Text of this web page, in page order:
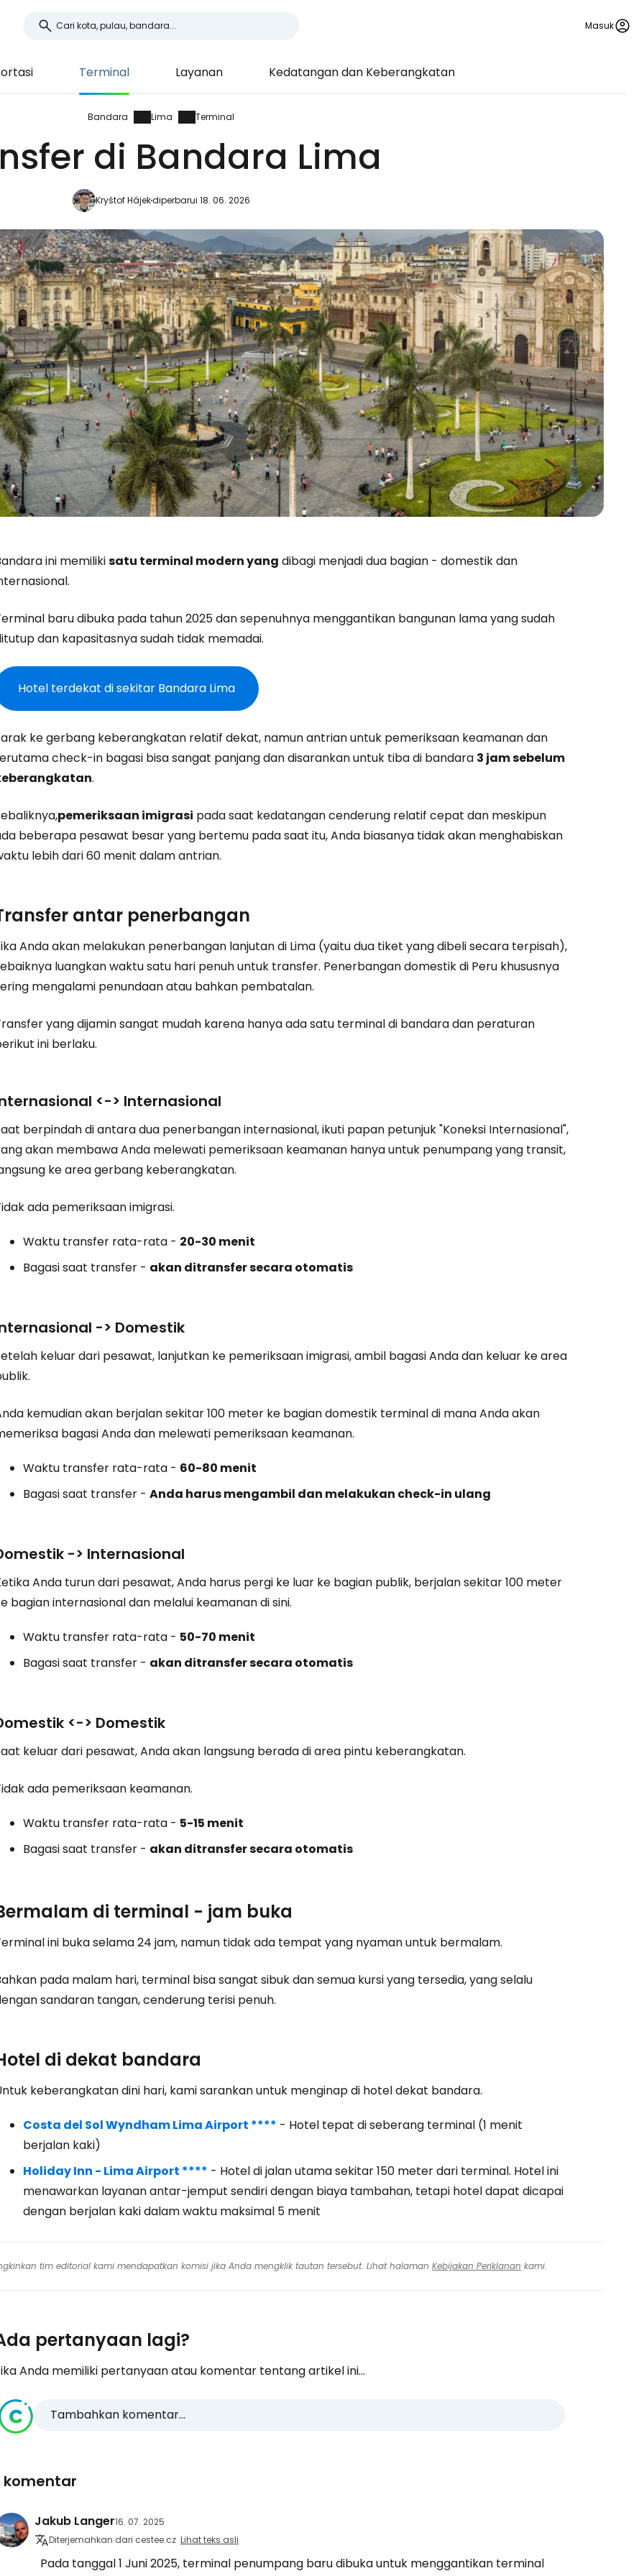
Masuk
Terminal Layanan Kedatangan dan Keberangkatan
Bandara Lima Terminal
di Bandara Lima
Kryštof Hájekdiperbarui 18. 06. 2026
ini memilikisatu terminal modern yang dibagi menjadi dua bagian - domestik dan
baru dibuka pada tahun 2025 dan sepenuhnya menggantikan bangunan lama yang sudah
dan kapasitasnya sudah tidak memadai.
Hotel terdekat di sekitar Bandara Lima
ke gerbang keberangkatan relatif dekat, namun antrian untuk pemeriksaan keamanan dan
check-in bagasi bisa sangat panjang dan disarankan untuk tiba di bandara 3 jam sebelum
.
pemeriksaan imigrasi pada saat kedatangan cenderung relatif cepat dan meskipun
beberapa pesawat besar yang bertemu pada saat itu, Anda biasanya tidak akan menghabiskan
lebih dari 60 menit dalam antrian.
antar penerbangan
Anda akan melakukan penerbangan lanjutan di Lima (yaitu dua tiket yang dibeli secara terpisah),
luangkan waktu satu hari penuh untuk transfer. Penerbangan domestik di Peru khususnya
mengalami penundaan atau bahkan pembatalan.
yang dijamin sangat mudah karena hanya ada satu terminal di bandara dan peraturan
ini berlaku.
<-> Internasional
berpindah di antara dua penerbangan internasional, ikuti papan petunjuk "Koneksi Internasional",
akan membawa Anda melewati pemeriksaan keamanan hanya untuk penumpang yang transit,
ke area gerbang keberangkatan.
ada pemeriksaan imigrasi.
Waktu transfer rata-rata - 20-30 menit
Bagasi saat transfer - akan ditransfer secara otomatis
-> Domestik
keluar dari pesawat, lanjutkan ke pemeriksaan imigrasi, ambil bagasi Anda dan keluar ke area
kemudian akan berjalan sekitar 100 meter ke bagian domestik terminal di mana Anda akan
bagasi Anda dan melewati pemeriksaan keamanan.
Waktu transfer rata-rata - 60-80 menit
Bagasi saat transfer - Anda harus mengambil dan melakukan check-in ulang
-> Internasional
Anda turun dari pesawat, Anda harus pergi ke luar ke bagian publik, berjalan sekitar 100 meter
bagian internasional dan melalui keamanan di sini.
Waktu transfer rata-rata - 50-70 menit
Bagasi saat transfer - akan ditransfer secara otomatis
<-> Domestik
keluar dari pesawat, Anda akan langsung berada di area pintu keberangkatan.
ada pemeriksaan keamanan.
Waktu transfer rata-rata - 5-15 menit
Bagasi saat transfer - akan ditransfer secara otomatis
di terminal - jam buka
ini buka selama 24 jam, namun tidak ada tempat yang nyaman untuk bermalam.
pada malam hari, terminal bisa sangat sibuk dan semua kursi yang tersedia, yang selalu
sandaran tangan, cenderung terisi penuh.
di dekat bandara
keberangkatan dini hari, kami sarankan untuk menginap di hotel dekat bandara.
Costa del Sol Wyndham Lima Airport **** - Hotel tepat di seberang terminal (1 menit
berjalan kaki)
Holiday Inn - Lima Airport **** - Hotel di jalan utama sekitar 150 meter dari terminal. Hotel ini
menawarkan layanan antar-jemput sendiri dengan biaya tambahan, tetapi hotel dapat dicapai
dengan berjalan kaki dalam waktu maksimal 5 menit
tim editorial kami mendapatkan komisi jika Anda mengklik tautan tersebut. Lihat halaman Kebijakan Periklanan kami.
pertanyaan lagi?
Anda memiliki pertanyaan atau komentar tentang artikel ini...
Tambahkan komentar...
komentar
Jakub Langer16. 07. 2025
Diterjemahkan dari cestee.cz Lihat teks asli
Pada tanggal 1 Juni 2025, terminal penumpang baru dibuka untuk menggantikan terminal
Masuk ke Cestee
... komunitas perjalanan di seluruh dunia
Lanjutkan dengan Facebook
Lanjutkan dengan email